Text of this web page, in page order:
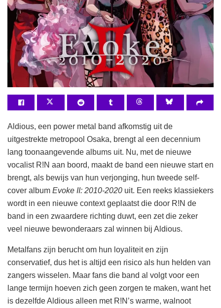
Aldious, een power metal band afkomstig uit de
uitgestrekte metropool Osaka, brengt al een decennium
lang toonaangevende albums uit. Nu, met de nieuwe
vocalist R!N aan boord, maakt de band een nieuwe start en
brengt, als bewijs van hun verjonging, hun tweede self-
cover album Evoke II: 2010-2020 uit. Een reeks klassiekers
wordt in een nieuwe context geplaatst die door R!N de
band in een zwaardere richting duwt, een zet die zeker
veel nieuwe bewonderaars zal winnen bij Aldious.
Metalfans zijn berucht om hun loyaliteit en zijn
conservatief, dus het is altijd een risico als hun helden van
zangers wisselen. Maar fans die band al volgt voor een
lange termijn hoeven zich geen zorgen te maken, want het
is dezelfde Aldious alleen met R!N’s warme, walnoot